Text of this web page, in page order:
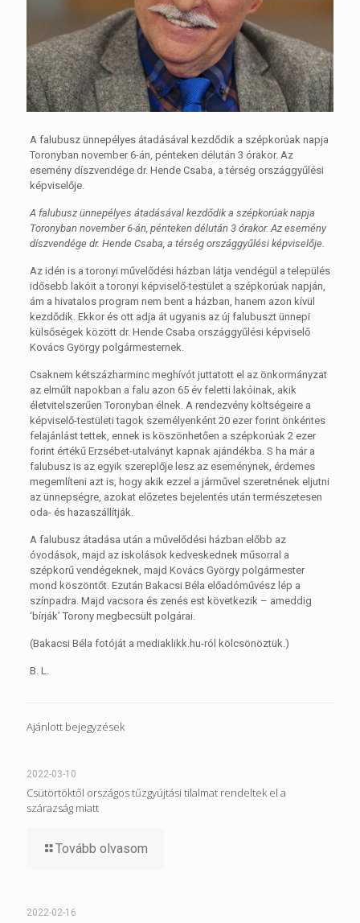
A falubusz ünnepélyes átadásával kezdődik a szépkorúak napja
Toronyban november 6-án, pénteken délután 3 órakor. Az
esemény díszvendége dr. Hende Csaba, a térség országgyűlési
képviselője.
A falubusz ünnepélyes átadásával kezdődik a szépkorúak napja
Toronyban november 6-án, pénteken délután 3 órakor. Az esemény
díszvendége dr. Hende Csaba, a térség országgyűlési képviselője.
Az idén is a toronyi művelődési házban látja vendégül a település
idősebb lakóit a toronyi képviselő-testület a szépkorúak napján,
ám a hivatalos program nem bent a házban, hanem azon kívül
kezdődik. Ekkor és ott adja át ugyanis az új falubuszt ünnepi
külsőségek között dr. Hende Csaba országgyűlési képviselő
Kovács György polgármesternek.
Csaknem kétszázharminc meghívót juttatott el az önkormányzat
az elműlt napokban a falu azon 65 év feletti lakóinak, akik
életvitelszerűen Toronyban élnek. A rendezvény költségeire a
képviselő-testületi tagok személyenként 20 ezer forint önkéntes
felajánlást tettek, ennek is köszönhetően a szépkorúak 2 ezer
forint értékű Erzsébet-utalványt kapnak ajándékba. S ha már a
falubusz is az egyik szereplője lesz az eseménynek, érdemes
megemlíteni azt is, hogy akik ezzel a járművel szeretnének eljutni
az ünnepségre, azokat előzetes bejelentés után természetesen
oda- és hazaszállítják.
A falubusz átadása után a művelődési házban előbb az
óvodások, majd az iskolások kedveskednek műsorral a
szépkorű vendégeknek, majd Kovács György polgármester
mond köszöntőt. Ezután Bakacsi Béla előadóművész lép a
színpadra. Majd vacsora és zenés est következik – ameddig
‘bírják’ Torony megbecsült polgárai.
(Bakacsi Béla fotóját a mediaklikk.hu-ról kölcsönöztük.)
B. L.
Ajánlott bejegyzések
2022-03-10
Csütörtöktől országos tűzgyújtási tilalmat rendeltek el a
szárazság miatt
Tovább olvasom
2022-02-16